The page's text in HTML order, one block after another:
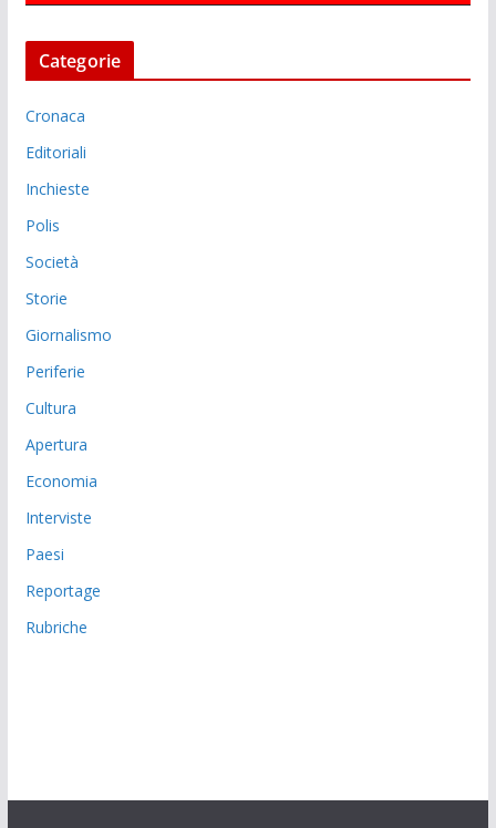
Categorie
Cronaca
Editoriali
Inchieste
Polis
Società
Storie
Giornalismo
Periferie
Cultura
Apertura
Economia
Interviste
Paesi
Reportage
Rubriche